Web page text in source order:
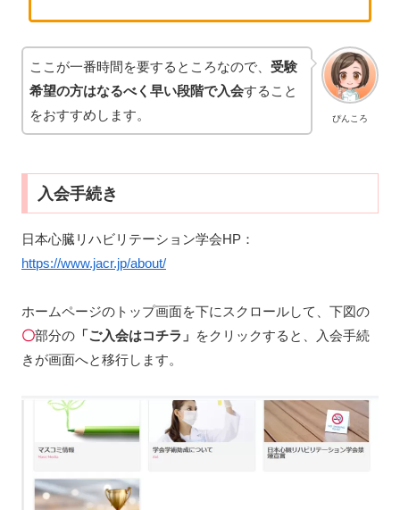
ぴんころ
ここが一番時間を要するところなので、 受験
希望の方はなるべく早い段階で入会すること
をおすすめします。
入会手続き
日本心臓リハビリテーション学会HP：
https://www.jacr.jp/about/
ホームページのトップ画面を下にスクロールして、下図の
〇部分の 「ご入会はコチラ」 をクリックすると、入会手続
きが画面へと移行します。